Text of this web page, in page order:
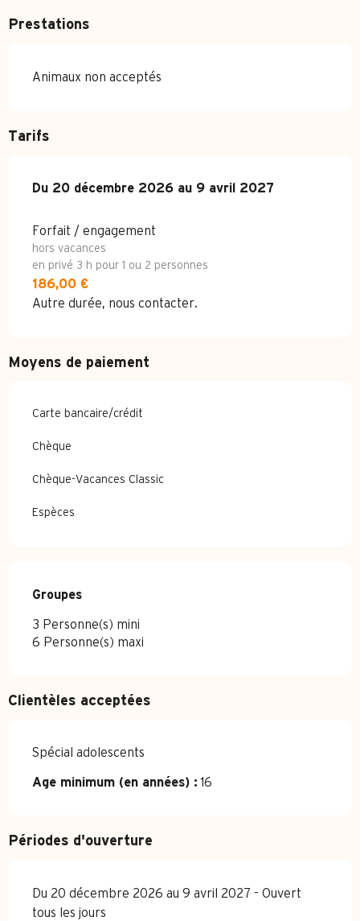
Prestations
Animaux non acceptés
Tarifs
Du 20 décembre 2026 au 9 avril 2027
Du 20 décembre 2026 au 9 avril 2027
Forfait / engagement
hors vacances
en privé 3 h pour 1 ou 2 personnes
186,00 €
Autre durée, nous contacter.
Moyens de paiement
Carte bancaire/crédit
Chèque
Chèque-Vacances Classic
Espèces
Groupes
Groupes
3 Personne(s) mini
6 Personne(s) maxi
Clientèles acceptées
Spécial adolescents
Age minimum (en années) : 16
Périodes d'ouverture
Du 20 décembre 2026 au 9 avril 2027 - Ouvert
tous les jours